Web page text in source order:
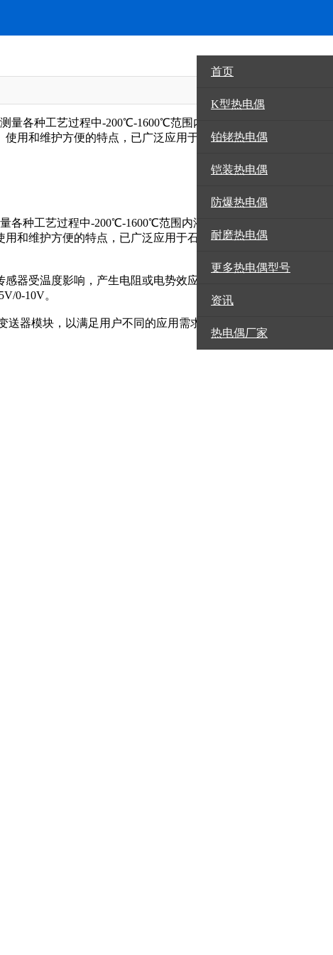
首页
K型热电偶
铂铑热电偶
铠装热电偶
防爆热电偶
耐磨热电偶
更多热电偶型号
资讯
热电偶厂家
量各种工艺过程中-200℃-1600℃范围内液体、蒸汽等气体介质
用和维护方便的特点，已广泛应用于石油、化工、冶金、电
各种工艺过程中-200℃-1600℃范围内液体、蒸汽等气体介质或
和维护方便的特点，已广泛应用于石油、化工、冶金、电
器受温度影响，产生电阻或电势效应，转换后产生差分电压
0-10V。
器模块，以满足用户不同的应用需求。根据不同的温度传感